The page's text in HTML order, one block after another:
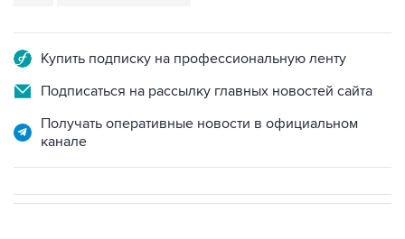
Купить подписку на профессиональную ленту
Подписаться на рассылку главных новостей сайта
Получать оперативные новости в официальном
канале